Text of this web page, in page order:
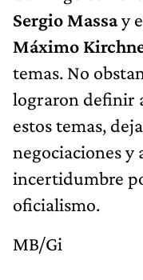
Sergio Massay
Máximo
temas. No
lograron definir
estos temas,
negociaciones y
incertidumbre
oficialismo.
MB/Gi